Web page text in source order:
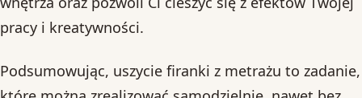
pracy i kreatywności.
Podsumowując, uszycie firanki z metrażu to zadanie,